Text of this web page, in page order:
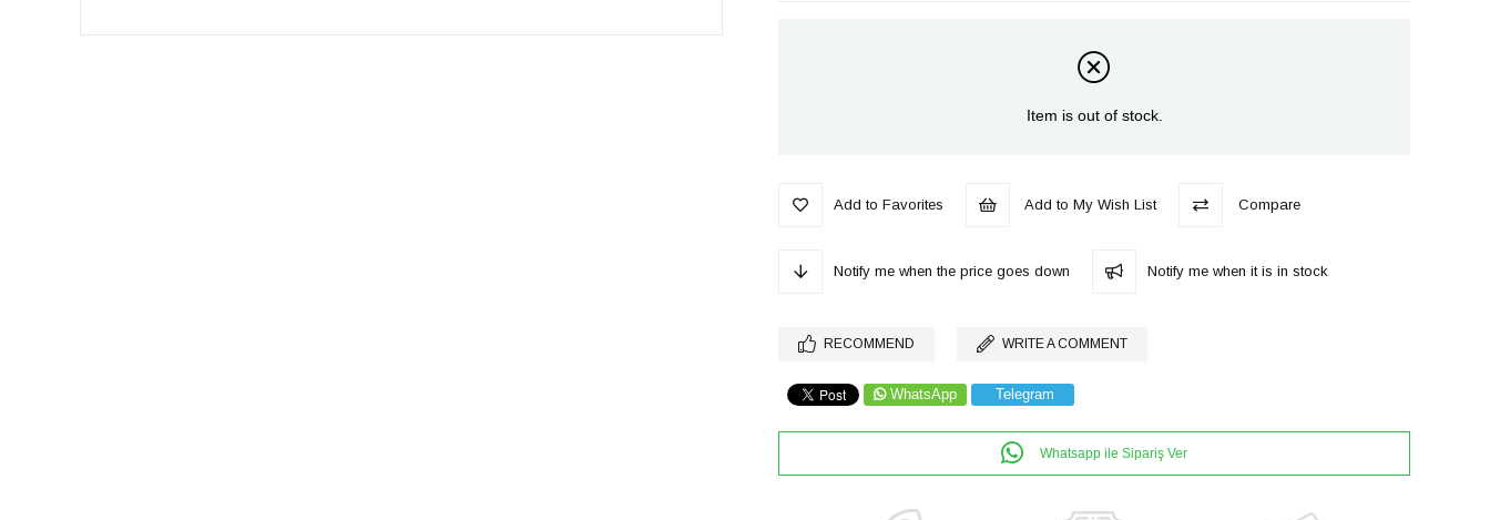
Item is out of stock.
Add to Favorites Add to My Wish List Compare
Notify me when the price goes down Notify me when it is in stock
RECOMMEND WRITE A COMMENT
WhatsApp Telegram
Whatsapp ile Sipariş Ver